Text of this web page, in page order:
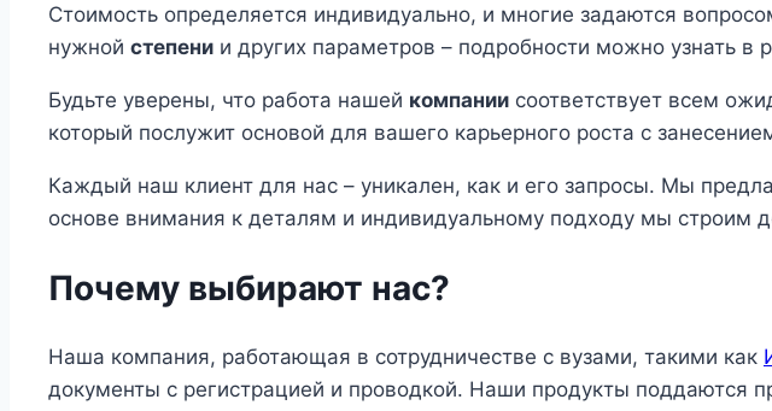
Стоимость определяется индивидуально, и многие задаются
нужной степени и других параметров – подробности можно узнать в
Будьте уверены, что работа нашей компании соответствует всем
который послужит основой для вашего карьерного роста с
Каждый наш клиент для нас – уникален, как и его запросы. Мы
основе внимания к деталям и индивидуальному подходу мы строим
Почему выбирают нас?
Наша компания, работающая в сотрудничестве с вузами, такими как
документы с регистрацией и проводкой. Наши продукты поддаются